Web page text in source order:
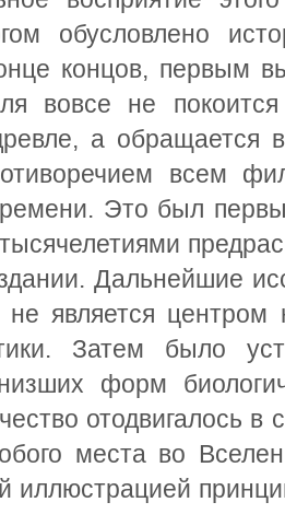
обусловлено
концов, первым
вовсе не
а обращается
всем
Это был
Дальнейшие
является
Затем было
форм
отодвигалось
места во
иллюстрацией